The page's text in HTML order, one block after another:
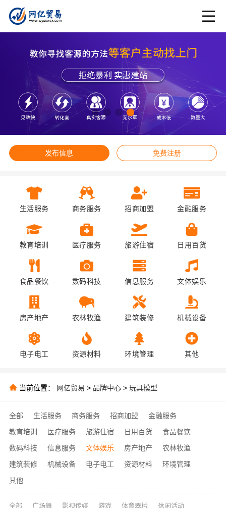
发布信息 免费注册
生活服务 商务服务 招商加盟 金融服务
教育培训 医疗服务 旅游住宿 日用百货
食品餐饮 数码科技 信息服务 文体娱乐
房产地产 农林牧渔 建筑装修 机械设备
电子电工 资源材料 环境管理 其他
当前位置： 网亿贸易 > 品牌中心 > 玩具模型
全部 生活服务 商务服务 招商加盟
金融服务
教育培训
医疗服务 旅游住宿 日用百货
食品餐饮
数码科技
信息服务 文体娱乐 房产地产
农林牧渔
建筑装修
机械设备 电子电工 资源材料
环境管理
其他
全部 广场舞 影视传媒 游戏 体育器械 休闲活动